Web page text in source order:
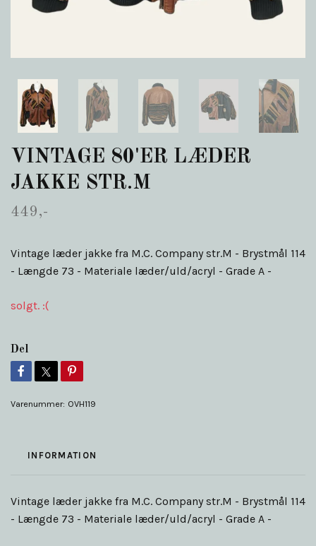
VINTAGE 80'ER LÆDER
JAKKE STR.M
449,-
Vintage læder jakke fra M.C. Company str.M - Brystmål 114
- Længde 73 - Materiale læder/uld/acryl - Grade A -
solgt. :(
Del
Varenummer: OVH119
INFORMATION
Vintage læder jakke fra M.C. Company str.M - Brystmål 114
- Længde 73 - Materiale læder/uld/acryl - Grade A -